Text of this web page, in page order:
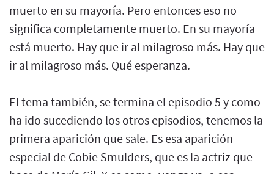
muerto en su mayoría. Pero entonces eso no
significa completamente muerto. En su mayoría
está muerto. Hay que ir al milagroso más. Hay que
ir al milagroso más. Qué esperanza.
El tema también, se termina el episodio 5 y como
ha ido sucediendo los otros episodios, tenemos la
primera aparición que sale. Es esa aparición
especial de Cobie Smulders, que es la actriz que